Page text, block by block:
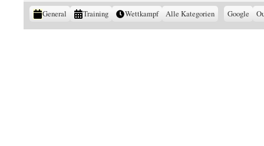
Kategorien
General Training Wettkampf Alle Kategorien
Eintragen
Google